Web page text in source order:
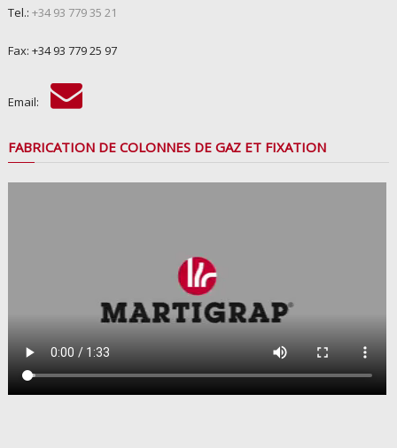
Tel.: +34 93 779 35 21
Fax: +34 93 779 25 97
Email:
FABRICATION DE COLONNES DE GAZ ET FIXATION